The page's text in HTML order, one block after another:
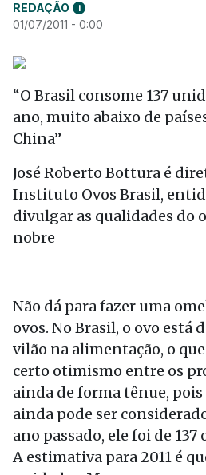
REDAÇÃO i
01/07/2011 - 0:00
“O Brasil consome 137
ano, muito abaixo de
China”
José Roberto Bottura é
Instituto Ovos Brasil,
divulgar as qualidades do
nobre
Não dá para fazer uma
ovos. No Brasil, o ovo está
vilão na alimentação, o
certo otimismo entre os
ainda de forma tênue,
ainda pode ser
ano passado, ele foi de
A estimativa para 2011 é